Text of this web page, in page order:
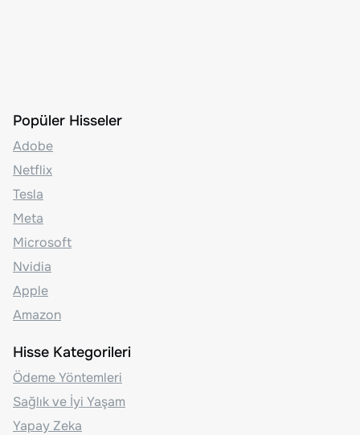
Popüler Hisseler
Adobe
Netflix
Tesla
Meta
Microsoft
Nvidia
Apple
Amazon
Hisse Kategorileri
Ödeme Yöntemleri
Sağlık ve İyi Yaşam
Yapay Zeka